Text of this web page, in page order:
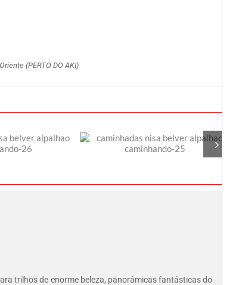
(PERTO DO AKI)
trilhos de enorme beleza, panorâmicas fantásticas do